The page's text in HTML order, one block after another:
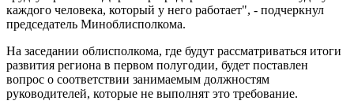
каждого человека, который у него работает", - подчеркнул
председатель Миноблисполкома.
На заседании облисполкома, где будут рассматриваться итоги
развития региона в первом полугодии, будет поставлен
вопрос о соответствии занимаемым должностям
руководителей, которые не выполнят это требование.